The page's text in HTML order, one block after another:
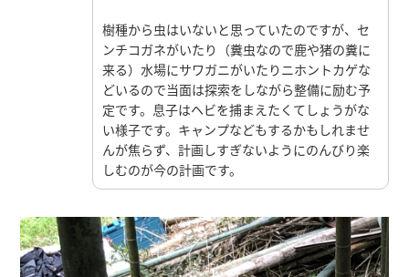
樹種から虫はいないと思っていたのですが、セ
ンチコガネがいたり（糞虫なので鹿や猪の糞に
来る）水場にサワガニがいたりニホントカゲな
どいるので当面は探索をしながら整備に励む予
定です。息子はヘビを捕まえたくてしょうがな
い様子です。キャンプなどもするかもしれませ
んが焦らず、計画しすぎないようにのんびり楽
しむのが今の計画です。